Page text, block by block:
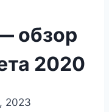
обзор
2020
2023